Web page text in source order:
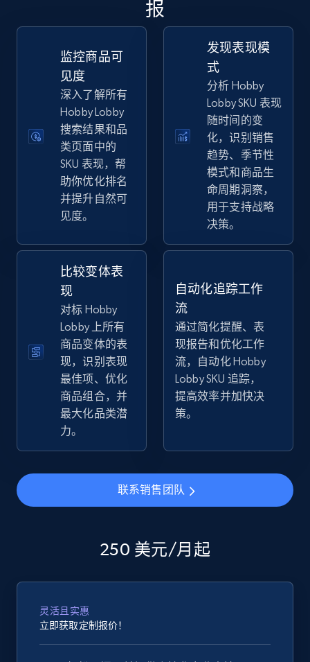
URL, Product id, Title, Seller name, Seller rating,
Seller reviews, Breadcrumbs, Root category, and
more.
2.5K+ 359+ 立即开始
eBay - Gather data on products using
URL, Product id, Title, Seller name, Seller rating,
Seller reviews, Breadcrumbs, Root category, and
more.
2.5K+ 359+
eBay - Collect products from shops on eBay
URL, Product id, Title, Seller name, Seller rating,
Seller reviews, Breadcrumbs, Root category, and
more.
2.5K+ 359+ 立即开始
eBay - Collect records by category
2.5K+ 359+
报
监控商品可
见度
深入了解所有
Hobby Lobby
搜索结果和品
类页面中的
SKU 表现，帮
助你优化排名
并提升自然可
见度。
发现表现模
式
分析 Hobby
Lobby SKU 表现
随时间的变
化，识别销售
趋势、季节性
模式和商品生
命周期洞察，
用于支持战略
决策。
比较变体表
现
对标 Hobby
Lobby 上所有
商品变体的表
现，识别表现
最佳项、优化
商品组合，并
最大化品类潜
力。
自动化追踪工作
流
通过简化提醒、表
现报告和优化工作
流，自动化 Hobby
Lobby SKU 追踪，
提高效率并加快决
策。
联系销售团队
250 美元/月起
灵活且实惠
立即获取定制报价！